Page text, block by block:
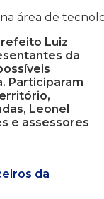
área de
Luiz
da
Participaram
Leonel
e assessores
da